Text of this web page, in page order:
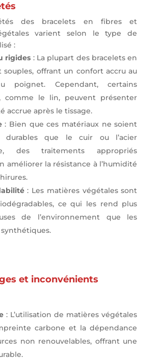
des bracelets en fibres et
varient selon le type de
:
rigides : La plupart des bracelets en
souples, offrant un confort accru au
poignet. Cependant, certains
comme le lin, peuvent présenter
accrue après le tissage.
: Bien que ces matériaux ne soient
durables que le cuir ou l’acier
des traitements appropriés
améliorer la résistance à l’humidité
: Les matières végétales sont
ce qui les rend plus
de l’environnement que les
et inconvénients
: L’utilisation de matières végétales
carbone et la dépendance
non renouvelables, offrant une